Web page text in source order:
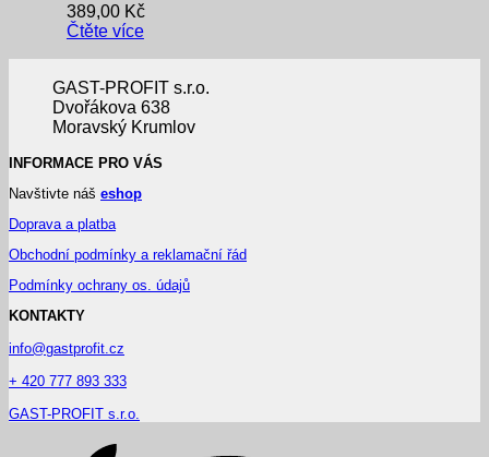
389,00 Kč
Čtěte více
GAST-PROFIT s.r.o.
Dvořákova 638
Moravský Krumlov
INFORMACE PRO VÁS
Navštivte náš eshop
Doprava a platba
Obchodní podmínky a reklamační řád
Podmínky ochrany os. údajů
KONTAKTY
info@gastprofit.cz
+ 420 777 893 333
GAST-PROFIT s.r.o.